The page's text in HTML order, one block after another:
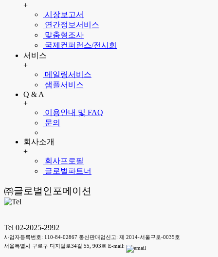
+
시장보고서
연간정보서비스
맞춤형조사
국제컨퍼런스/전시회
서비스
+
메일링서비스
샘플서비스
Q & A
+
이용안내 및 FAQ
문의
회사소개
+
회사프로필
글로벌파트너
㈜글로벌인포메이션
Tel 02-2025-2992
사업자등록번호: 110-84-02867 통신판매업신고: 제 2014-서울구로-0035호
서울특별시 구로구 디지털로34길 55, 903호 E-mail: